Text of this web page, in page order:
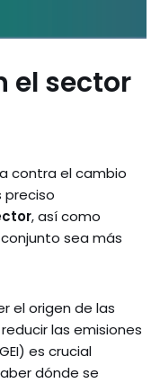
el sector
contra el cambio
preciso
, así como
sea más
el origen de las
las emisiones
es crucial
dónde se